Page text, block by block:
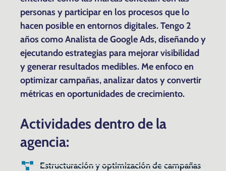
personas y participar en los procesos que lo
hacen posible en entornos digitales. Tengo 2
años como Analista de Google Ads, diseñando y
ejecutando estrategias para mejorar visibilidad
y generar resultados medibles. Me enfoco en
optimizar campañas, analizar datos y convertir
métricas en oportunidades de crecimiento.
Actividades dentro de la
agencia:
Estructuración y optimización de campañas